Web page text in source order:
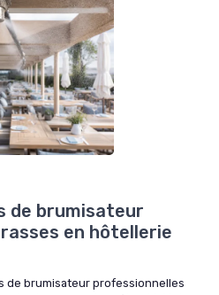
de brumisateur
en hôtellerie
de brumisateur professionnelles